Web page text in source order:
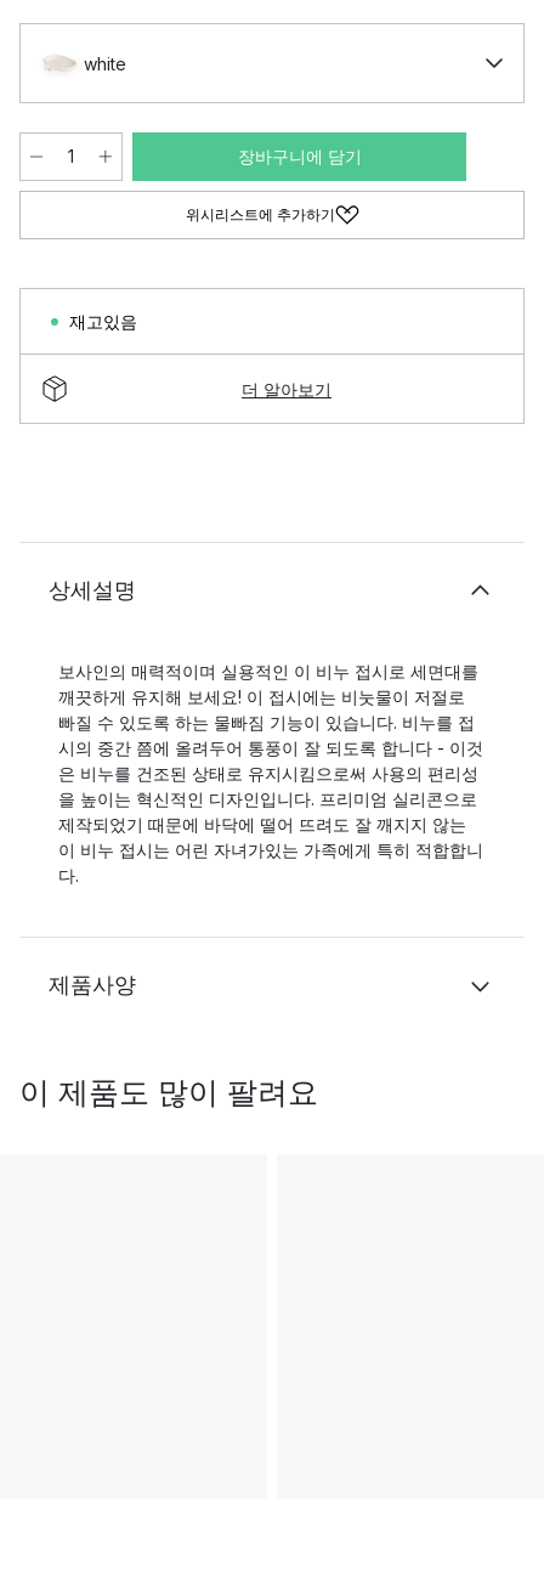
white
장바구니에 담기
위시리스트에 추가하기
재고있음
더 알아보기
상세설명
보사인의 매력적이며 실용적인 이 비누 접시로 세면대를
깨끗하게 유지해 보세요! 이 접시에는 비눗물이 저절로
빠질 수 있도록 하는 물빠짐 기능이 있습니다. 비누를 접
시의 중간 쯤에 올려두어 통풍이 잘 되도록 합니다 - 이것
은 비누를 건조된 상태로 유지시킴으로써 사용의 편리성
을 높이는 혁신적인 디자인입니다. 프리미엄 실리콘으로
제작되었기 때문에 바닥에 떨어 뜨려도 잘 깨지지 않는
이 비누 접시는 어린 자녀가있는 가족에게 특히 적합합니
다.
제품사양
이 제품도 많이 팔려요